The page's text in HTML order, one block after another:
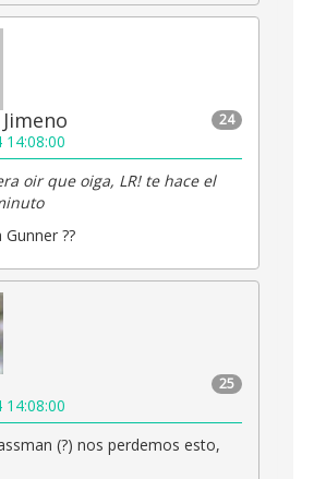
24
14:08:00
oir que oiga, LR! te hace el
??
25
14:08:00
(?) nos perdemos esto,